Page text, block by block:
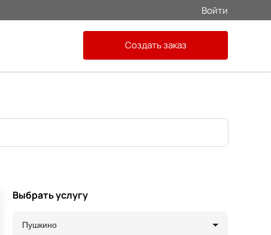
Войти
Создать заказ
Выбрать услугу
Пушкино